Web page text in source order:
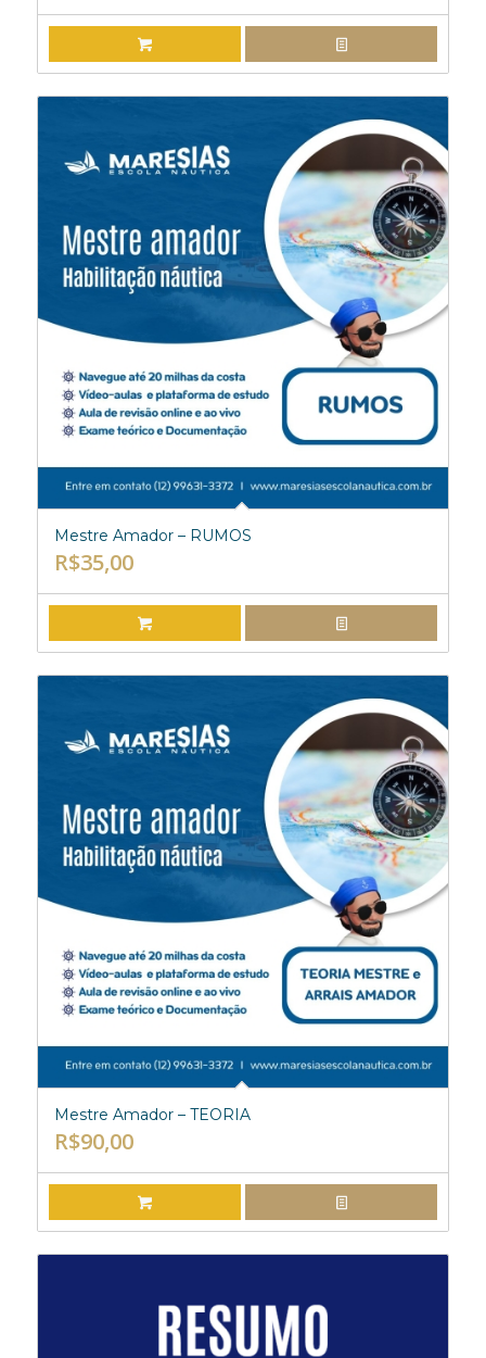
ADICIONAR AO CARRINHO EXIBIR DETALHES
Mestre Amador – RUMOS
R$35,00
ADICIONAR AO CARRINHO EXIBIR DETALHES
Mestre Amador – TEORIA
R$90,00
ADICIONAR AO CARRINHO EXIBIR DETALHES